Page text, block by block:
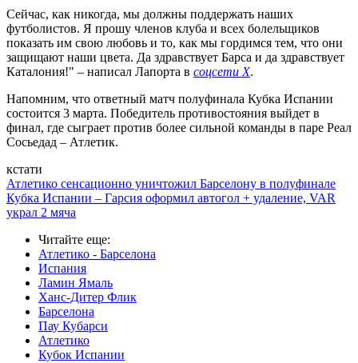
Сейчас, как никогда, мы должны поддержать наших
футболистов. Я прошу членов клуба и всех болельщиков
показать им свою любовь и то, как мы гордимся тем, что они
защищают наши цвета. Да здравствует Барса и да здравствует
Каталония!" – написал Лапорта в соцсети X.
Напомним, что ответный матч полуфинала Кубка Испании
состоится 3 марта. Победитель противостояния выйдет в
финал, где сыграет против более сильной команды в паре Реал
Сосьедад – Атлетик.
кстати
Атлетико сенсационно уничтожил Барселону в полуфинале
Кубка Испании – Гарсия оформил автогол + удаление, VAR
украл 2 мяча
Читайте еще:
Атлетико - Барселона
Испания
Ламин Ямаль
Ханс-Дитер Флик
Барселона
Пау Кубарси
Атлетико
Кубок Испании